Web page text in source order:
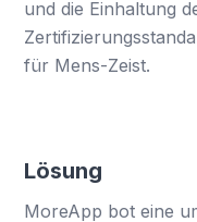
und die Einhaltung
für Mens-Zeist.
Lösung
MoreApp bot eine